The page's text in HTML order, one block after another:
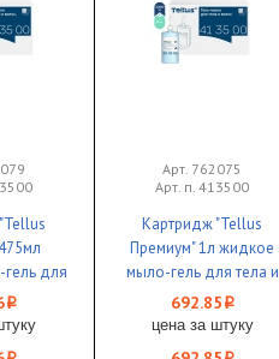
для
1/8 ЧЗ
i
Арт. 762075
Арт. п. 413500
Картридж "Tellus
Премиум" 1л жидкое
мыло-гель для тела и
волос SC1 1/6 ЧЗ
692.85 i
цена за штуку